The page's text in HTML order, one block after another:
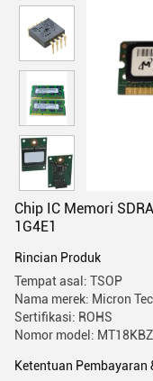
Chip IC Memori
1G4E1
Rincian Produk
Tempat asal: TSOP
Nama merek: Micron
Sertifikasi: ROHS
Nomor model:
Ketentuan Pembayaran